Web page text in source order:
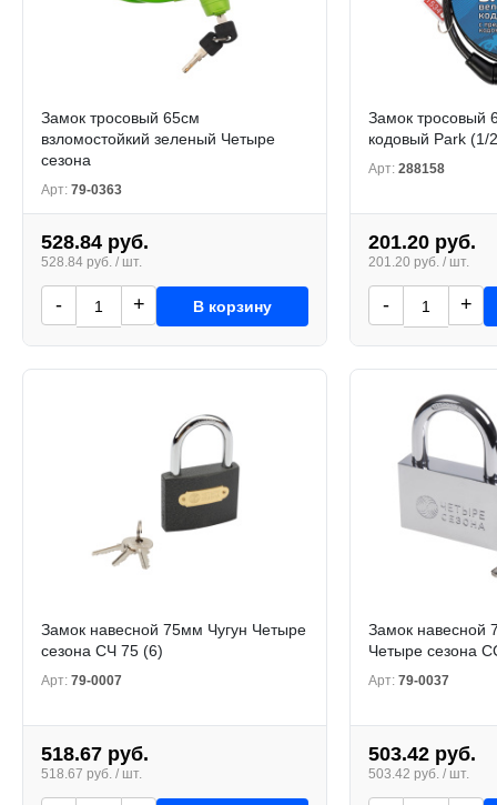
Замок тросовый 65см
взломостойкий зеленый Четыре
сезона
Арт: 79-0363
528.84 руб.
528.84 руб. / шт.
- + В корзину
Замок тросовый
кодовый Park (1/
Арт: 288158
201.20 руб.
201.20 руб. / шт.
- +
Замок навесной 75мм Чугун Четыре
сезона СЧ 75 (6)
Арт: 79-0007
518.67 руб.
518.67 руб. / шт.
Замок навесной
Четыре сезона
Арт: 79-0037
503.42 руб.
503.42 руб. / шт.